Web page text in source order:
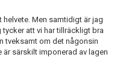
Men samtidigt är jag
att vi har tillräckligt bra
tveksamt om det någonsin
särskilt imponerad av lagen